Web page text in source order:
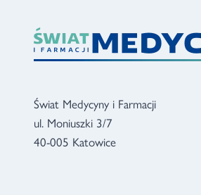
Świat Medycyny i Farmacji
ul. Moniuszki 3/7
40-005 Katowice